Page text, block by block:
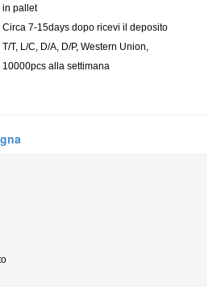
in pallet
Circa 7-15days dopo ricevi il deposito
T/T, L/C, D/A, D/P, Western Union,
10000pcs alla settimana